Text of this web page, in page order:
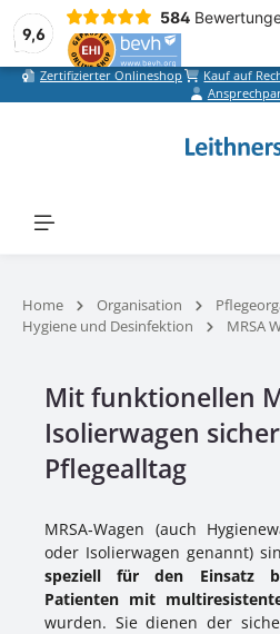
9,6
584
Zum Hauptinhalt springen
Zertifizierter Onlineshop Kauf auf
Home Organisation
Hygiene und Desinfektion
MRSA
Mit funktionellen
Isolierwagen
Pflegealltag
MRSA‑Wagen (auch
oder Isolierwagen genannt)
speziell für den Einsatz
Patienten mit
wurden. Sie dienen der